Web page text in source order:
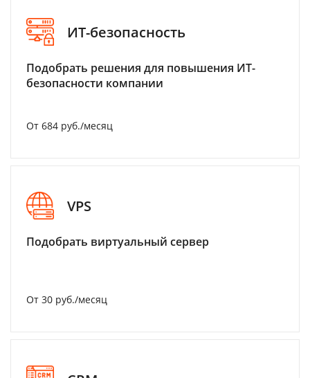
ИТ-безопасность
Подобрать решения для повышения ИТ-
безопасности компании
От 684 руб./месяц
VPS
Подобрать виртуальный сервер
От 30 руб./месяц